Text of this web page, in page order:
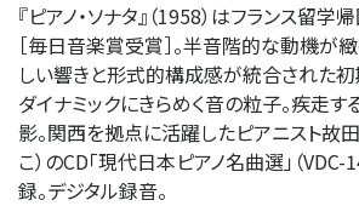
『ピアノ・ソナタ』（1958）はフランス留
［毎日音楽賞受賞］。半音階的な動機が
しい響きと形式的構成感が統合された初
ダイナミックにきらめく音の粒子。疾走す
影。関西を拠点に活躍したピアニスト故
こ）のCD「現代日本ピアノ名曲選」（
録。デジタル録音。